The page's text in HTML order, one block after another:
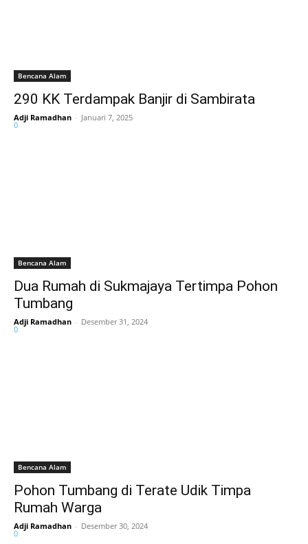
Bencana Alam
290 KK Terdampak Banjir di Sambirata
Adji Ramadhan - Januari 7, 2025
0
Bencana Alam
Dua Rumah di Sukmajaya Tertimpa Pohon
Tumbang
Adji Ramadhan - Desember 31, 2024
0
Bencana Alam
Pohon Tumbang di Terate Udik Timpa
Rumah Warga
Adji Ramadhan - Desember 30, 2024
0